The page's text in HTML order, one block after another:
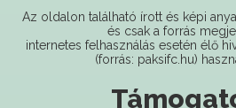
internetes felhasználás esetén élő
(forrás: paksifc.hu)